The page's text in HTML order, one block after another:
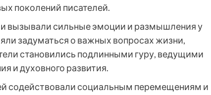
поколений писателей.
вызывали сильные эмоции и размышления у
задуматься о важных вопросах жизни,
становились подлинными гуру, ведущими
и духовного развития.
содействовали социальным перемещениям и